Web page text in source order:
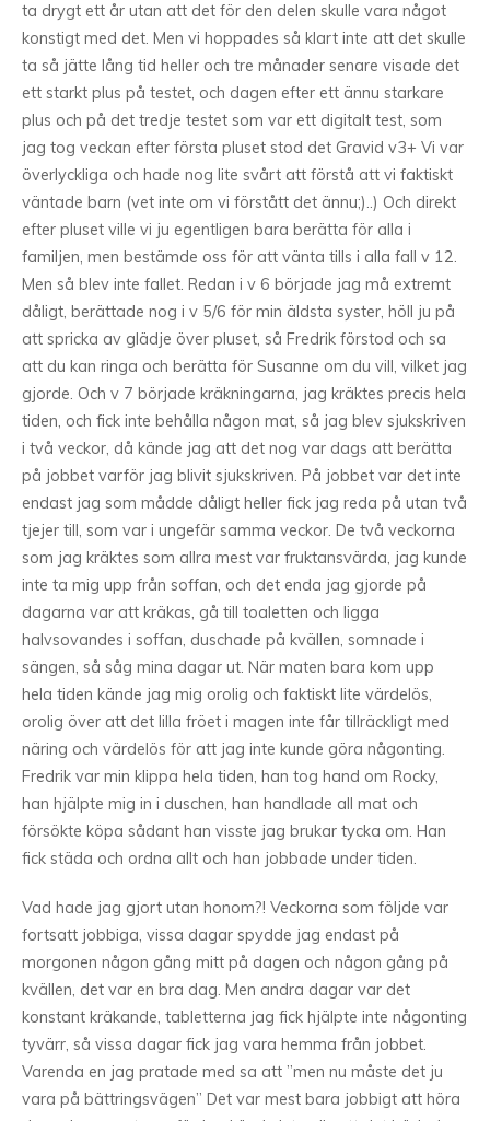
ta drygt ett år utan att det för den delen skulle vara något
konstigt med det. Men vi hoppades så klart inte att det skulle
ta så jätte lång tid heller och tre månader senare visade det
ett starkt plus på testet, och dagen efter ett ännu starkare
plus och på det tredje testet som var ett digitalt test, som
jag tog veckan efter första pluset stod det Gravid v3+ Vi var
överlyckliga och hade nog lite svårt att förstå att vi faktiskt
väntade barn (vet inte om vi förstått det ännu;)..) Och direkt
efter pluset ville vi ju egentligen bara berätta för alla i
familjen, men bestämde oss för att vänta tills i alla fall v 12.
Men så blev inte fallet. Redan i v 6 började jag må extremt
dåligt, berättade nog i v 5/6 för min äldsta syster, höll ju på
att spricka av glädje över pluset, så Fredrik förstod och sa
att du kan ringa och berätta för Susanne om du vill, vilket jag
gjorde. Och v 7 började kräkningarna, jag kräktes precis hela
tiden, och fick inte behålla någon mat, så jag blev sjukskriven
i två veckor, då kände jag att det nog var dags att berätta
på jobbet varför jag blivit sjukskriven. På jobbet var det inte
endast jag som mådde dåligt heller fick jag reda på utan två
tjejer till, som var i ungefär samma veckor. De två veckorna
som jag kräktes som allra mest var fruktansvärda, jag kunde
inte ta mig upp från soffan, och det enda jag gjorde på
dagarna var att kräkas, gå till toaletten och ligga
halvsovandes i soffan, duschade på kvällen, somnade i
sängen, så såg mina dagar ut. När maten bara kom upp
hela tiden kände jag mig orolig och faktiskt lite värdelös,
orolig över att det lilla fröet i magen inte får tillräckligt med
näring och värdelös för att jag inte kunde göra någonting.
Fredrik var min klippa hela tiden, han tog hand om Rocky,
han hjälpte mig in i duschen, han handlade all mat och
försökte köpa sådant han visste jag brukar tycka om. Han
fick städa och ordna allt och han jobbade under tiden.
Vad hade jag gjort utan honom?! Veckorna som följde var
fortsatt jobbiga, vissa dagar spydde jag endast på
morgonen någon gång mitt på dagen och någon gång på
kvällen, det var en bra dag. Men andra dagar var det
konstant kräkande, tabletterna jag fick hjälpte inte någonting
tyvärr, så vissa dagar fick jag vara hemma från jobbet.
Varenda en jag pratade med sa att ”men nu måste det ju
vara på bättringsvägen” Det var mest bara jobbigt att höra